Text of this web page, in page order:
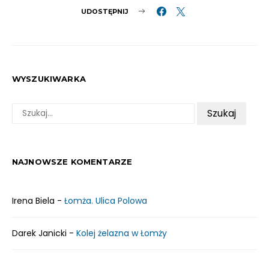
UDOSTĘPNIJ
WYSZUKIWARKA
NAJNOWSZE KOMENTARZE
Irena Biela - Łomża. Ulica Polowa
Darek Janicki - Kolej żelazna w Łomży